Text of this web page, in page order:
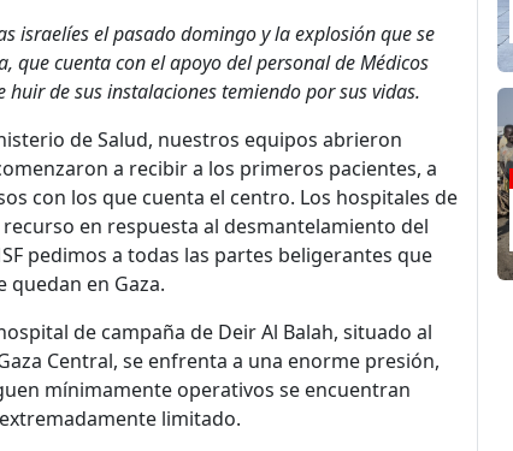
israelíes el pasado domingo y la explosión que se
que cuenta con el apoyo del personal de Médicos
de sus instalaciones temiendo por sus vidas.
de Salud, nuestros equipos abrieron
a recibir a los primeros pacientes, a
con los que cuenta el centro. Los hospitales de
en respuesta al desmantelamiento del
pedimos a todas las partes beligerantes que
en Gaza.
de campaña de Deir Al Balah, situado al
Central, se enfrenta a una enorme presión,
mínimamente operativos se encuentran
limitado.